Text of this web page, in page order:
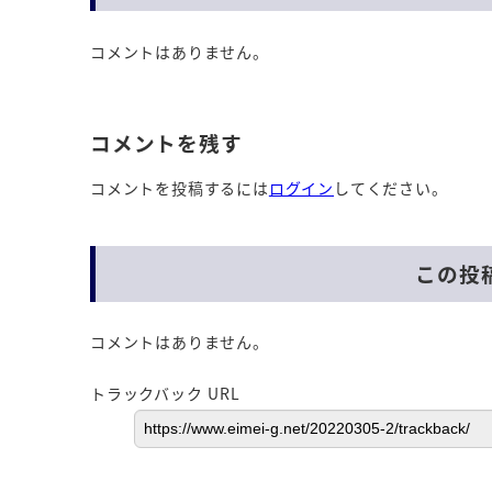
コメントはありません。
コメントを残す
コメントを投稿するには ログイン してください。
この投
コメントはありません。
トラックバック URL